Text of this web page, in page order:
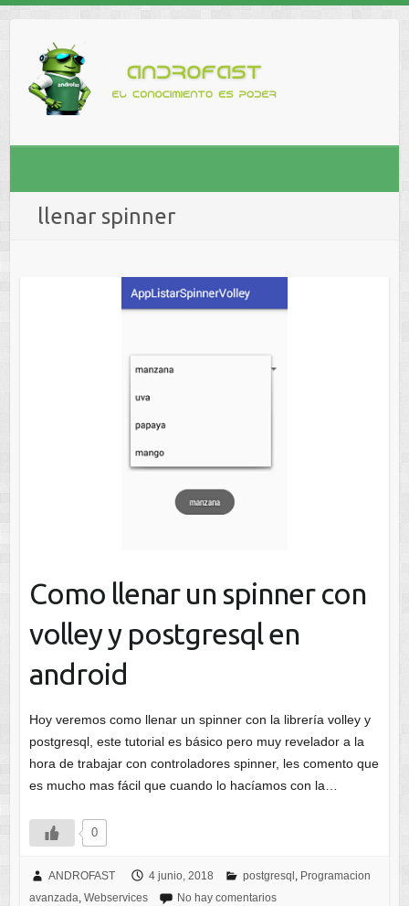
llenar spinner
Como llenar un spinner con
volley y postgresql en
android
Hoy veremos como llenar un spinner con la librería volley y
postgresql, este tutorial es básico pero muy revelador a la
hora de trabajar con controladores spinner, les comento que
es mucho mas fácil que cuando lo hacíamos con la…
0
ANDROFAST 4 junio, 2018 postgresql , Programacion
avanzada, Webservices No hay comentarios